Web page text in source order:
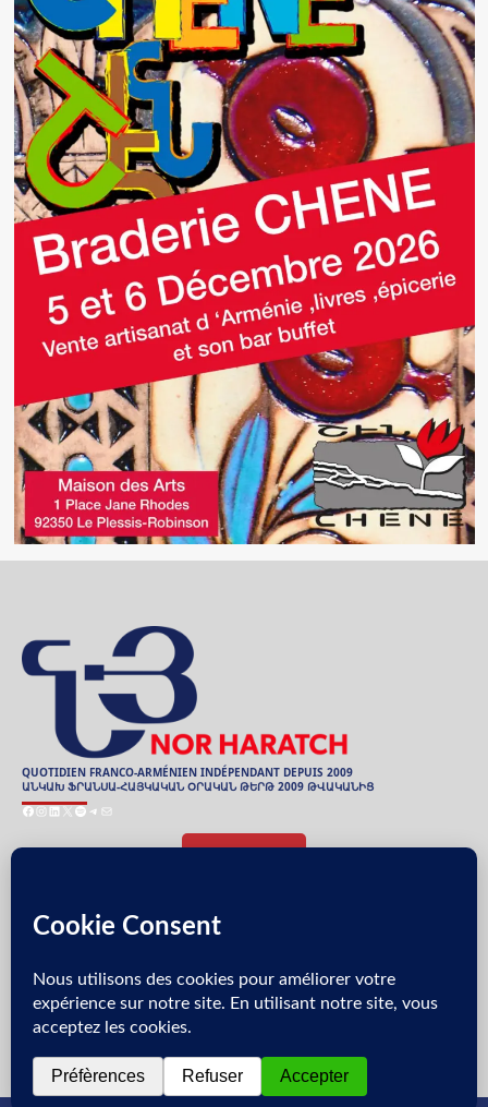
QUOTIDIEN FRANCO-ARMÉNIEN INDÉPENDANT DEPUIS 2009
ԱՆԿԱԽ ՖՐԱՆՍԱ-ՀԱՅԿԱԿԱՆ ՕՐԱԿԱՆ ԹԵՐԹ 2009 ԹՎԱԿԱՆԻՑ
Facebook
Instagram
LinkedIn
X SpotifyTelegram
Mail
ԱՐԽԻՒ
Սատարել թերթին՝ բաժանորդագրուելով։